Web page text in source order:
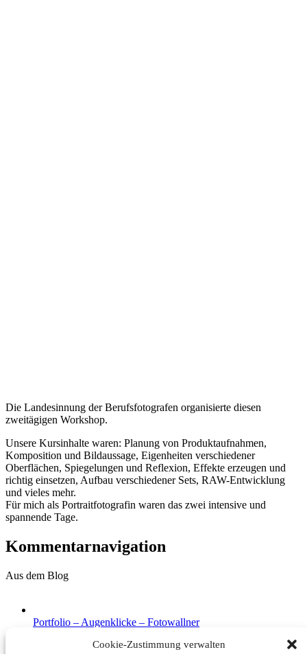
Cookie-Zustimmung verwalten
Die Landesinnung der Berufsfotografen organisierte diesen
zweitägigen Workshop.
Unsere Kursinhalte waren: Planung von Produktaufnahmen,
Komposition und Bildaussage, Eigenheiten verschiedener
Oberflächen, Spiegelungen und Reflexion, Effekte erzeugen und
richtig einsetzen, Aufbau verschiedener Sets, RAW-Entwicklung
und vieles mehr.
Für mich als Portraitfotografin waren das zwei intensive und
spannende Tage.
Kommentarnavigation
Aus dem Blog
Portfolio – Augenklicke – Fotowallner